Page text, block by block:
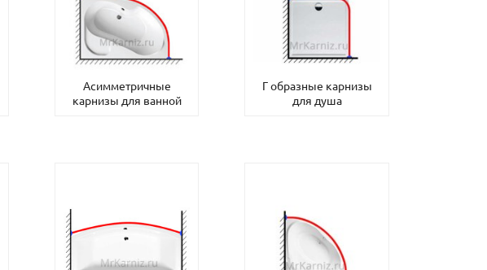
Асимметричные
карнизы для ванной
Г образные карнизы
для душа